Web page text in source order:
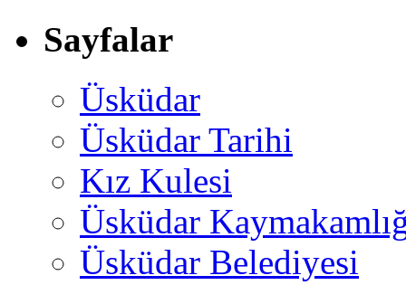
Sayfalar
Üsküdar
Üsküdar Tarihi
Kız Kulesi
Üsküdar
Üsküdar Belediyesi